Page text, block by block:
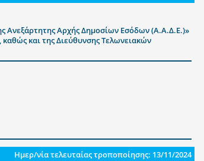
Ανεξάρτητης Αρχής Δημοσίων Εσόδων (Α.Α.Δ.Ε.)»
και της Διεύθυνσης Τελωνειακών
Ημερ/νία τελευταίας τροποποίησης: 13/11/2024